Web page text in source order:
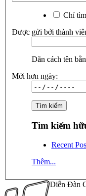
Chỉ
Được gửi bởi thành
Dãn cách tên
Mới hơn ngày:
Tìm kiếm
Recent
Thêm...
Diễn Đàn